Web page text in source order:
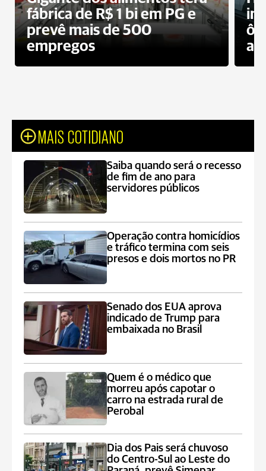
fábrica de R$ 1 bi em PG e
prevê mais de 500
empregos
MAIS COTIDIANO
Saiba quando será o recesso
de fim de ano para
servidores públicos
Operação contra homicídios
e tráfico termina com seis
presos e dois mortos no PR
Senado dos EUA aprova
indicado de Trump para
embaixada no Brasil
Quem é o médico que
morreu após capotar o
carro na estrada rural de
Perobal
Dia dos Pais será chuvoso
do Centro-Sul ao Leste do